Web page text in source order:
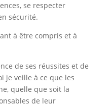
se respecter
sécurité.
à être compris et à
de ses réussites et de
je veille à ce que les
quelle que soit la
de leur